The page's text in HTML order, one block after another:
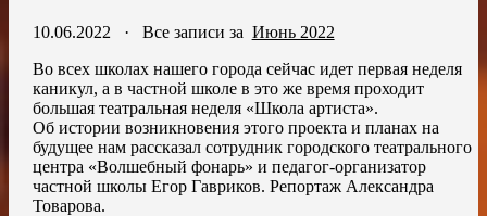
10.06.2022 · Все записи за Июнь 2022
Во всех школах нашего города сейчас идет первая неделя
каникул, а в частной школе в это же время проходит
большая театральная неделя «Школа артиста».
Об истории возникновения этого проекта и планах на
будущее нам рассказал сотрудник городского театрального
центра «Волшебный фонарь» и педагог-организатор
частной школы Егор Гавриков. Репортаж Александра
Товарова.